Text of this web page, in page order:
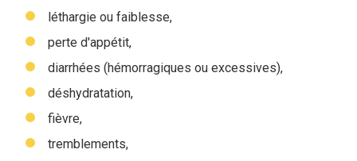
léthargie ou faiblesse,
perte d'appétit,
diarrhées (hémorragiques ou excessives),
déshydratation,
fièvre,
tremblements,